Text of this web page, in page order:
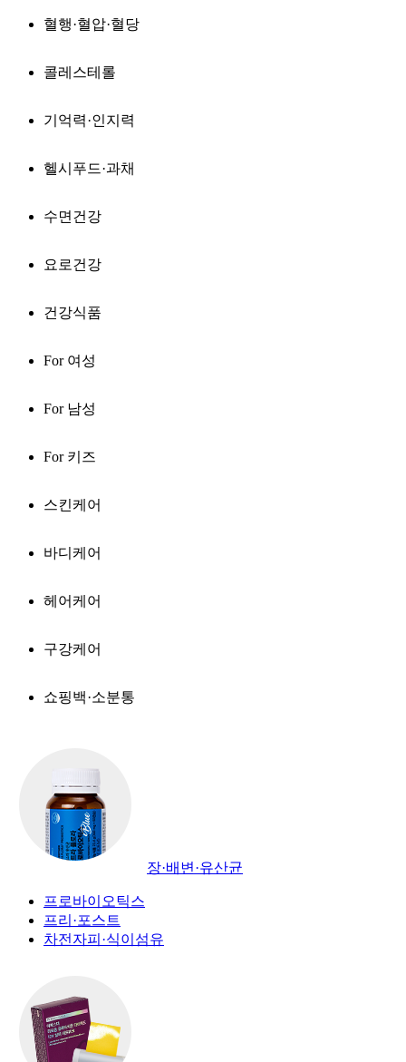
혈행·혈압·혈당
콜레스테롤
기억력·인지력
헬시푸드·과채
수면건강
요로건강
건강식품
For 여성
For 남성
For 키즈
스킨케어
바디케어
헤어케어
구강케어
쇼핑백·소분통
장·배변·유산균
프로바이오틱스
프리·포스트
차전자피·식이섬유